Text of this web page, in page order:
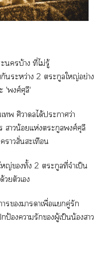
บ้าง ที่ไม่รู้
กันระหว่าง 2 ตระกูลใหญ่อย่าง
'พงศ์ศุลี'
 ศิาลได้ะาว่า
าน้อยแห่งตระกูลพงศ์ศุลี
าสั่นสะเทือน
ญ่ทั้ง 2 ตระกูลที่จำเป็น
วยตัวเ
ราาเพื่อแคู่รัก
ป้องารักผู้เป็นน้องา